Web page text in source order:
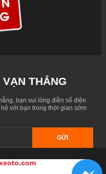
THẮNG
bạn vui lòng điền số điện
với bạn trong thời gian sớm
GỬI
byphutungxeoto.com